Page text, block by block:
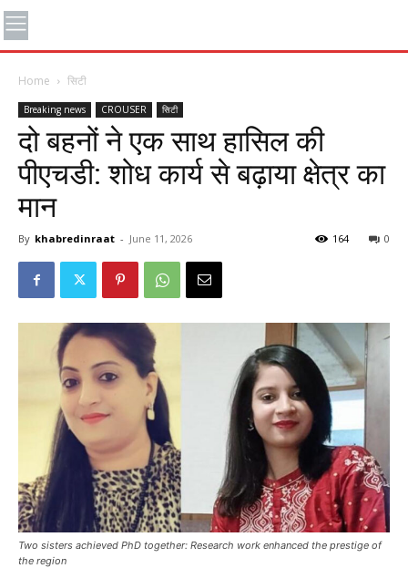
Home सिटी
Breaking news CROUSER सिटी
दो बहनों ने एक साथ हासिल की
पीएचडी: शोध कार्य से बढ़ाया क्षेत्र का
मान
By khabredinraat - June 11, 2026 0
164
Two sisters achieved PhD together: Research work enhanced the prestige of
the region